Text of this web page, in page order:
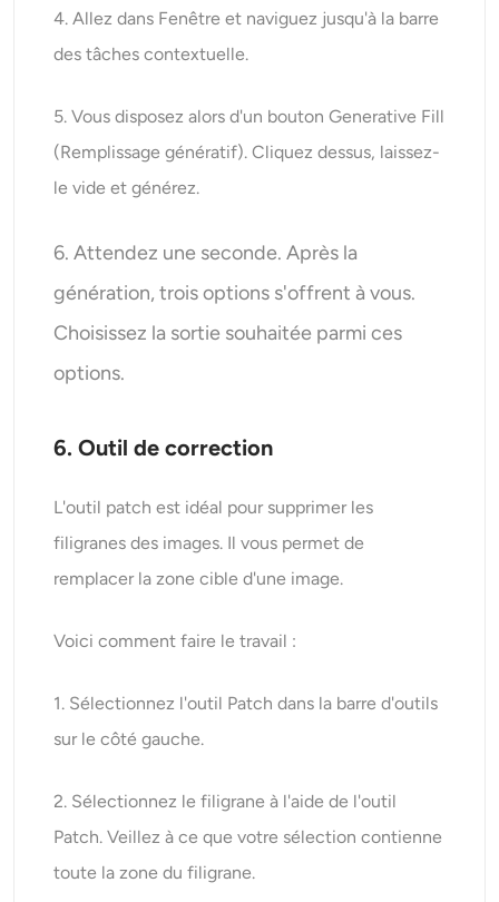
4. Allez dans Fenêtre et naviguez jusqu'à la barre
des tâches contextuelle.
5. Vous disposez alors d'un bouton Generative Fill
(Remplissage génératif). Cliquez dessus, laissez-
le vide et générez.
6. Attendez une seconde. Après la
génération, trois options s'offrent à vous.
Choisissez la sortie souhaitée parmi ces
options.
6. Outil de correction
L'outil patch est idéal pour supprimer les
filigranes des images. Il vous permet de
remplacer la zone cible d'une image.
Voici comment faire le travail :
1. Sélectionnez l'outil Patch dans la barre d'outils
sur le côté gauche.
2. Sélectionnez le filigrane à l'aide de l'outil
Patch. Veillez à ce que votre sélection contienne
toute la zone du filigrane.